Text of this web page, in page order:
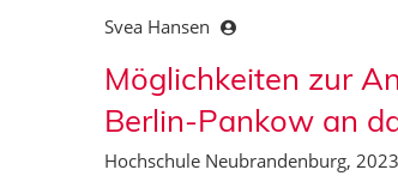
Svea Hansen
Möglichkeiten zur
Berlin-Pankow an
Hochschule Neubrandenburg, 2023